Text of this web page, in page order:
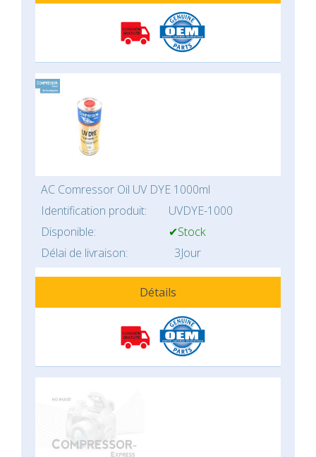
AC Comressor Oil UV DYE 1000ml
Identification produit:
UVDYE-1000
Disponible:
✔Stock
Délai de livraison:
3Jour
Détails